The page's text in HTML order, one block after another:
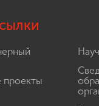
проекты